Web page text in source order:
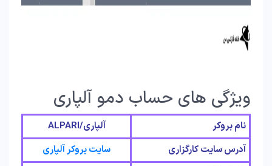
ویژگی های حساب دمو آلپاری
نام بروکر آلپاری/ALPARI
آدرس سایت کارگزاری
سایت بروکر آلپاری